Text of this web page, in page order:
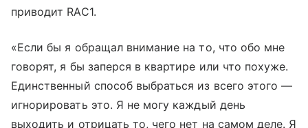
приводит RAC1.
«Если бы я обращал внимание на то, что обо мне
говорят, я бы заперся в квартире или что похуже.
Единственный способ выбраться из всего этого —
игнорировать это. Я не могу каждый день
выходить и отрицать то, чего нет на самом деле. Я